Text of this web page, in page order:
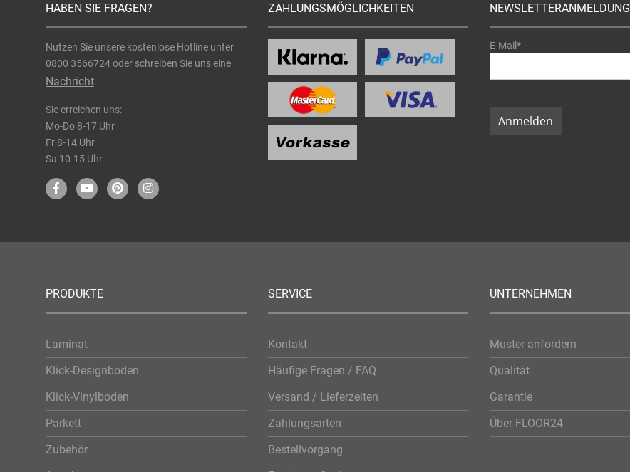
HABEN SIE FRAGEN?
Nutzen Sie unsere kostenlose Hotline unter
0800 3566724oder schreiben Sie uns eine
Nachricht.
Sie erreichen uns:
Mo-Do 8-17 Uhr
Fr 8-14 Uhr
Sa 10-15 Uhr
ZAHLUNGSMÖGLICHKEITEN NEWSLETTERANMELDUNG
E-Mail*
Anmelden
PRODUKTE
Laminat
Klick-Designboden
Klick-Vinylboden
Parkett
Zubehör
SERVICE
Kontakt
Häufige Fragen / FAQ
Versand / Lieferzeiten
Zahlungsarten
Bestellvorgang
UNTERNEHMEN
Muster anfordern
Qualität
Garantie
Über FLOOR24